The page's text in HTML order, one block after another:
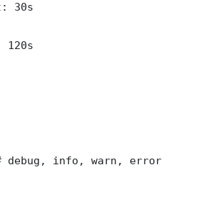
30s
info, warn, error